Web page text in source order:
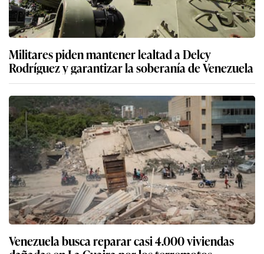
Militares piden mantener lealtad a Delcy
Rodríguez y garantizar la soberanía de Venezuela
Venezuela busca reparar casi 4.000 viviendas